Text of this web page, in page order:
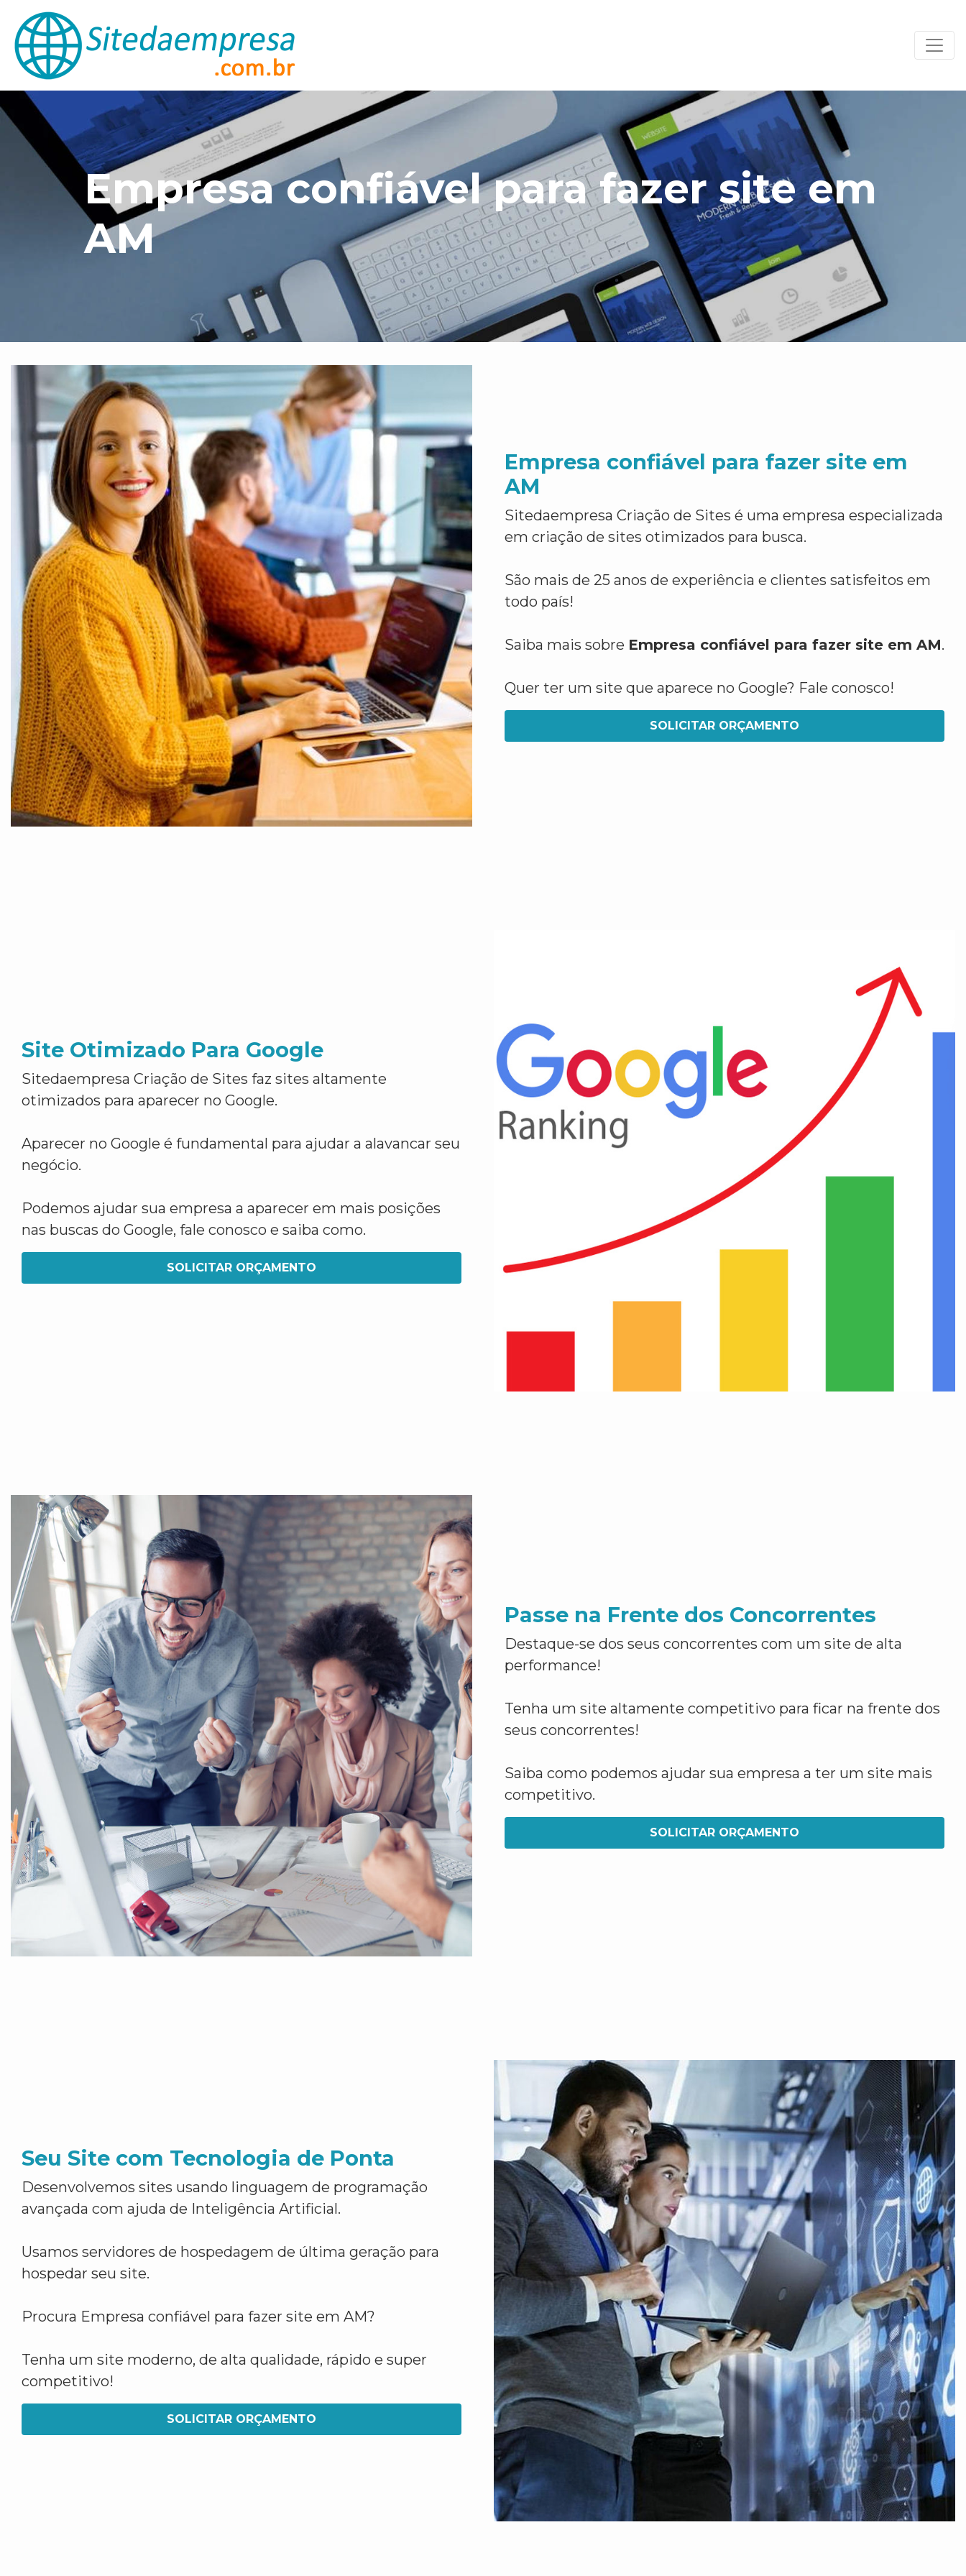
Empresa confiável para fazer site em
AM
Empresa confiável para fazer site em
AM
Sitedaempresa Criação de Sites é uma empresa especializada
em criação de sites otimizados para busca.
São mais de 25 anos de experiência e clientes satisfeitos em
todo país!
Saiba mais sobre Empresa confiável para fazer site em AM.
Quer ter um site que aparece no Google? Fale conosco!
SOLICITAR ORÇAMENTO
Site Otimizado Para Google
Sitedaempresa Criação de Sites faz sites altamente
otimizados para aparecer no Google.
Aparecer no Google é fundamental para ajudar a alavancar seu
negócio.
Podemos ajudar sua empresa a aparecer em mais posições
nas buscas do Google, fale conosco e saiba como.
SOLICITAR ORÇAMENTO
Passe na Frente dos Concorrentes
Destaque-se dos seus concorrentes com um site de alta
performance!
Tenha um site altamente competitivo para ficar na frente dos
seus concorrentes!
Saiba como podemos ajudar sua empresa a ter um site mais
competitivo.
SOLICITAR ORÇAMENTO
Seu Site com Tecnologia de Ponta
Desenvolvemos sites usando linguagem de programação
avançada com ajuda de Inteligência Artificial.
Usamos servidores de hospedagem de última geração para
hospedar seu site.
Procura Empresa confiável para fazer site em AM?
Tenha um site moderno, de alta qualidade, rápido e super
competitivo!
SOLICITAR ORÇAMENTO